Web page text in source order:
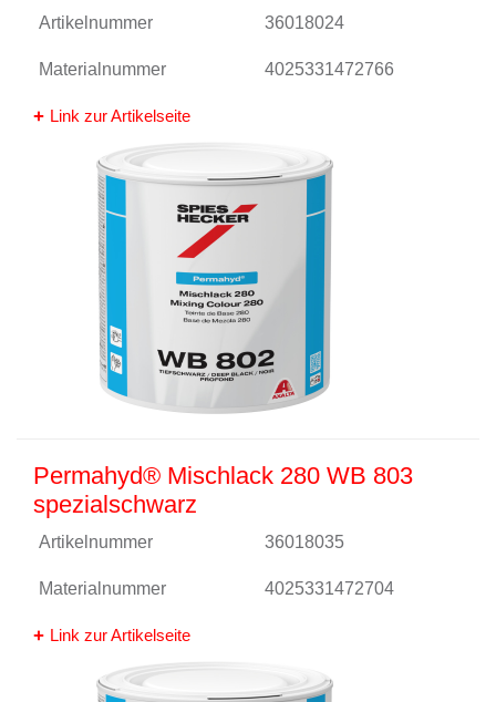
Artikelnummer 36018024
Materialnummer 4025331472766
Link zur Artikelseite
Permahyd® Mischlack 280 WB 803
spezialschwarz
Artikelnummer 36018035
Materialnummer 4025331472704
Link zur Artikelseite